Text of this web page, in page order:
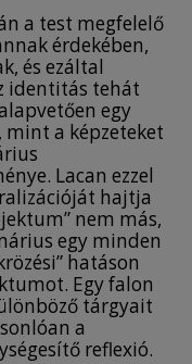
a test megfelelő
érdekében,
és ezáltal
identitás tehát
egy
a képzeteket
Lacan ezzel
hajtja
nem más,
egy minden
hatáson
Egy falon
tárgyait
a
reflexió.